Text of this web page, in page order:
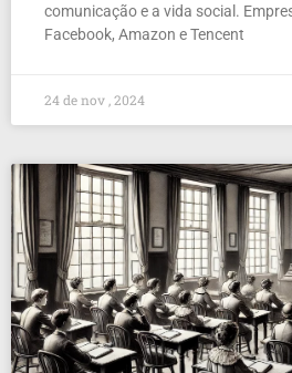
comunicação e a vida social.
Facebook, Amazon e Tencent
24 de nov , 2024